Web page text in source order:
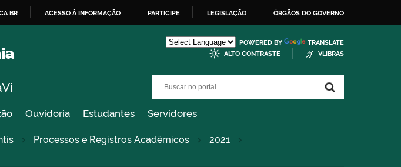
O
BR ACESSO À INFORMAÇÃO PARTICIPE LEGISLAÇÃO ÓRGÃOS DO GOVERNO
POWERED BY
TRANSLATE
ALTO CONTRASTE
VLIBRAS
Ouvidoria Estudantes Servidores
Processos e Registros Acadêmicos 2021